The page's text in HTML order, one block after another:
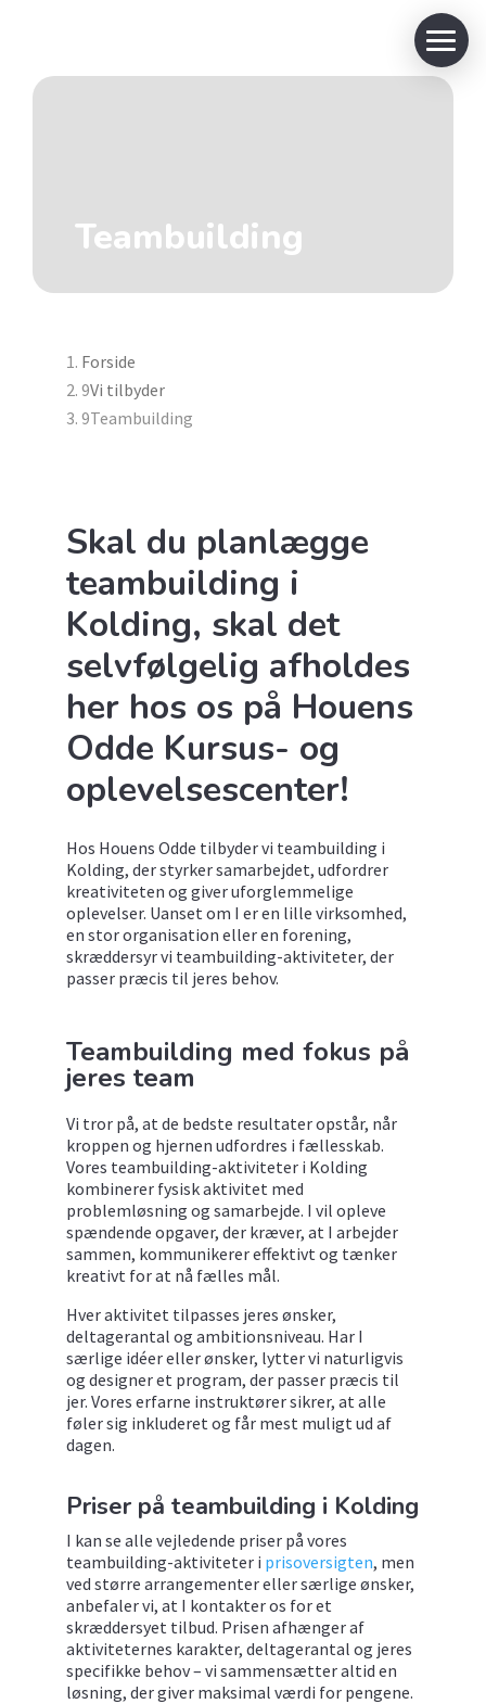
Teambuilding
Forside
Vi tilbyder
Teambuilding
Skal du planlægge
teambuilding i
Kolding, skal det
selvfølgelig afholdes
her hos os på Houens
Odde Kursus- og
oplevelsescenter!
Hos Houens Odde tilbyder vi teambuilding i
Kolding, der styrker samarbejdet, udfordrer
kreativiteten og giver uforglemmelige
oplevelser. Uanset om I er en lille virksomhed,
en stor organisation eller en forening,
skræddersyr vi teambuilding-aktiviteter, der
passer præcis til jeres behov.
Teambuilding med fokus på
jeres team
Vi tror på, at de bedste resultater opstår, når
kroppen og hjernen udfordres i fællesskab.
Vores teambuilding-aktiviteter i Kolding
kombinerer fysisk aktivitet med
problemløsning og samarbejde. I vil opleve
spændende opgaver, der kræver, at I arbejder
sammen, kommunikerer effektivt og tænker
kreativt for at nå fælles mål.
Hver aktivitet tilpasses jeres ønsker,
deltagerantal og ambitionsniveau. Har I
særlige idéer eller ønsker, lytter vi naturligvis
og designer et program, der passer præcis til
jer. Vores erfarne instruktører sikrer, at alle
føler sig inkluderet og får mest muligt ud af
dagen.
Priser på teambuilding i Kolding
I kan se alle vejledende priser på vores
teambuilding-aktiviteter i prisoversigten, men
ved større arrangementer eller særlige ønsker,
anbefaler vi, at I kontakter os for et
skræddersyet tilbud. Prisen afhænger af
aktiviteternes karakter, deltagerantal og jeres
specifikke behov – vi sammensætter altid en
løsning, der giver maksimal værdi for pengene.